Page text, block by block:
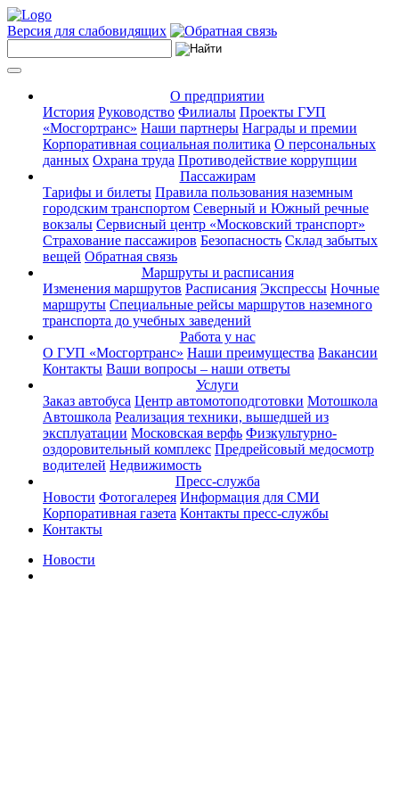
Версия для слабовидящих
О предприятии
История Руководство Филиалы Проекты ГУП
«Мосгортранс» Наши партнеры Награды и премии
Корпоративная социальная политика О персональных
данных Охрана труда Противодействие коррупции
Пассажирам
Тарифы и билеты Правила пользования наземным
городским транспортом Северный и Южный речные
вокзалы Сервисный центр «Московский транспорт»
Страхование пассажиров Безопасность Склад забытых
вещей Обратная связь
Маршруты и расписания
Изменения маршрутов Расписания Экспрессы Ночные
маршруты Специальные рейсы маршрутов наземного
транспорта до учебных заведений
Работа у нас
О ГУП «Мосгортранс» Наши преимущества Вакансии
Контакты Ваши вопросы – наши ответы
Услуги
Заказ автобуса Центр автомотоподготовки Мотошкола
Автошкола Реализация техники, вышедшей из
эксплуатации Московская верфь Физкультурно-
оздоровительный комплекс Предрейсовый медосмотр
водителей Недвижимость
Пресс-служба
Новости Фотогалерея Информация для СМИ
Корпоративная газета Контакты пресс-службы
Контакты
Новости